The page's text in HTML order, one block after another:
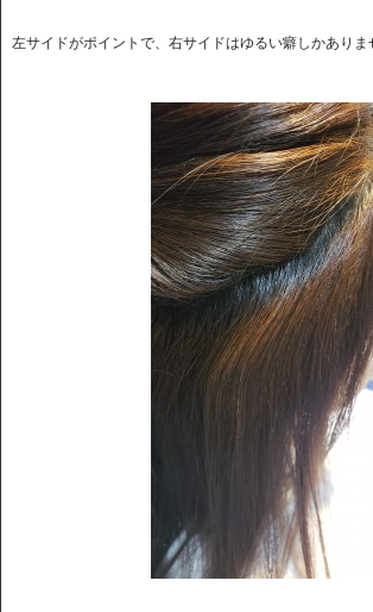
左サイドがポイントで、右サイドはゆるい癖しかありま